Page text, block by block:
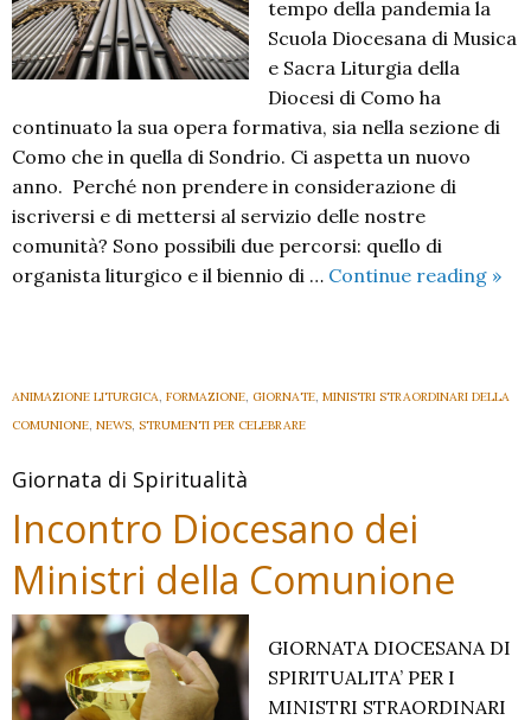
tempo della pandemia la
Scuola Diocesana di Musica
e Sacra Liturgia della
Diocesi di Como ha
continuato la sua opera formativa, sia nella sezione di
Como che in quella di Sondrio. Ci aspetta un nuovo
anno. Perché non prendere in considerazione di
iscriversi e di mettersi al servizio delle nostre
comunità? Sono possibili due percorsi: quello di
organista liturgico e il biennio di … Continue reading
si
»
ANIMAZIONE LITURGICA, FORMAZIONE, GIORNATE, MINISTRI STRAORDINARI DELLA
COMUNIONE, NEWS, STRUMENTI PER CELEBRARE
Giornata di Spiritualità
Incontro Diocesano dei
Ministri della Comunione
GIORNATA DIOCESANA DI
SPIRITUALITA’ PER I
MINISTRI STRAORDINARI